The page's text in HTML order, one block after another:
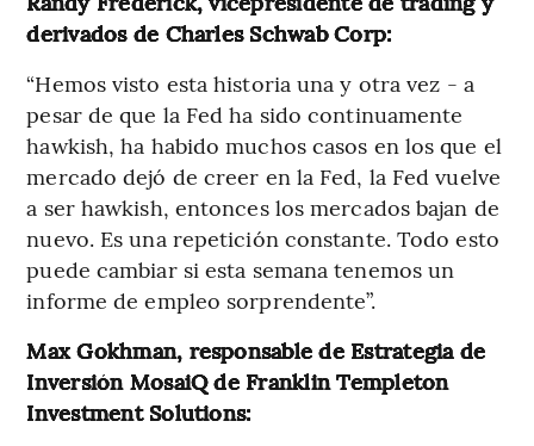
derivados de Charles Schwab Corp:
“Hemos visto esta historia una y otra vez - a
pesar de que la Fed ha sido continuamente
hawkish, ha habido muchos casos en los que el
mercado dejó de creer en la Fed, la Fed vuelve
a ser hawkish, entonces los mercados bajan de
nuevo. Es una repetición constante. Todo esto
puede cambiar si esta semana tenemos un
informe de empleo sorprendente”.
Max Gokhman, responsable de Estrategia de
Inversión MosaiQ de Franklin Templeton
Investment Solutions: